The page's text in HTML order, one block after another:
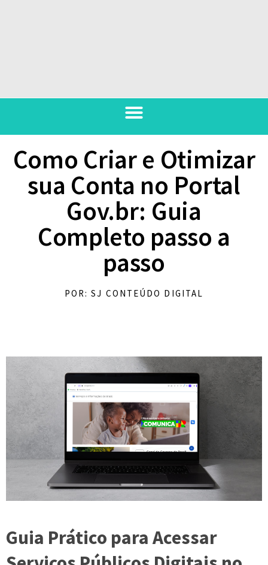
Como Criar e Otimizar
sua Conta no Portal
Gov.br: Guia
Completo passo a
passo
POR: SJ CONTEÚDO DIGITAL
Guia Prático para Acessar